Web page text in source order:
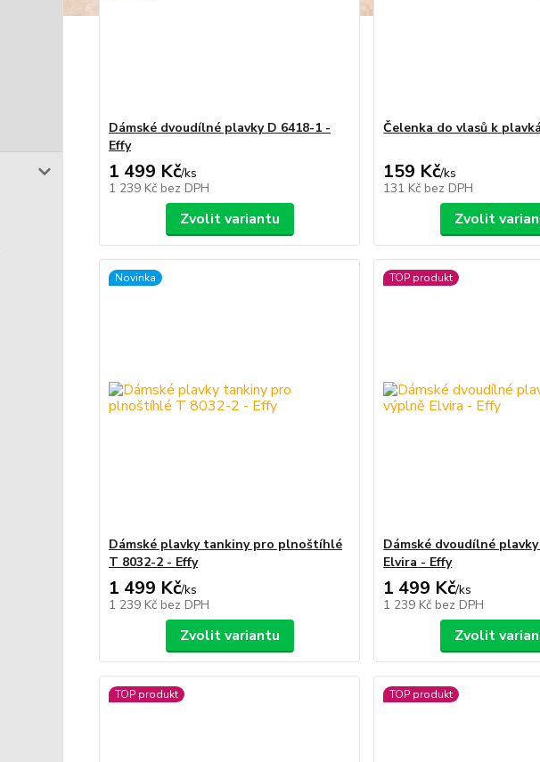
Dámské dvoudílné plavky D 6418-1 -
Effy
1 499 Kč/ks
1 239 Kč bez DPH
Zvolit variantu
Čelenka do vlasů k
159 Kč/ks
131 Kč bez DPH
Zvolit
Novinka
Dámské plavky tankiny pro plnoštíhlé
T 8032-2 - Effy
1 499 Kč/ks
1 239 Kč bez DPH
Zvolit variantu
TOP produkt
Dámské dvoudílné
Elvira - Effy
1 499 Kč/ks
1 239 Kč bez DPH
Zvolit
TOP produkt TOP produkt